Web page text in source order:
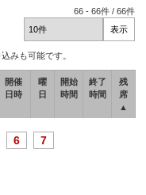
66 -66件 /66件
みも可能です。
開催
日時
曜
日
開始
時間
終了
時間
残
席
▲
6 7